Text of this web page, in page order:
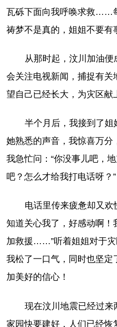
瓦砾下面向我呼唤求救……
祷梦不是真的，姐姐不要有
从那时起，汶川加油
会关注电视新闻，捕捉有
望自己已经长大，为灾区献
半个月后，我接到了姐
她熟悉的声音，我惊喜万分
我急忙问：“你没事儿吧，
吧？怎么才给我打电话呀？”
电话里传来疲惫却又欢
知道关心我了，好感动啊！
加救援……”听着姐姐对于灾
我松了一口气，同时也坚定
加美好的信心！
现在汶川地震已经过
家园快要建好，人们已经恢